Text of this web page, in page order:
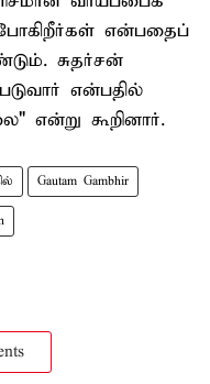
என்பதைப்
சுதர்சன்
என்பதில்
என்று கூறினார்.
Gautam Gambhir